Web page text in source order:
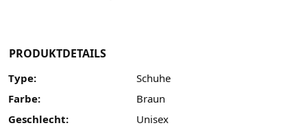
PRODUKTDETAILS
Type:
Schuhe
Farbe:
Braun
Geschlecht:
Unisex